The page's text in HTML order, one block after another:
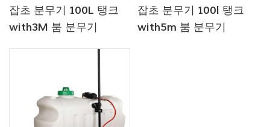
잡초 분무기 100L 탱크
with3M 붐 분무기
잡초 분무기 100l 탱크
with5m 붐 분무기